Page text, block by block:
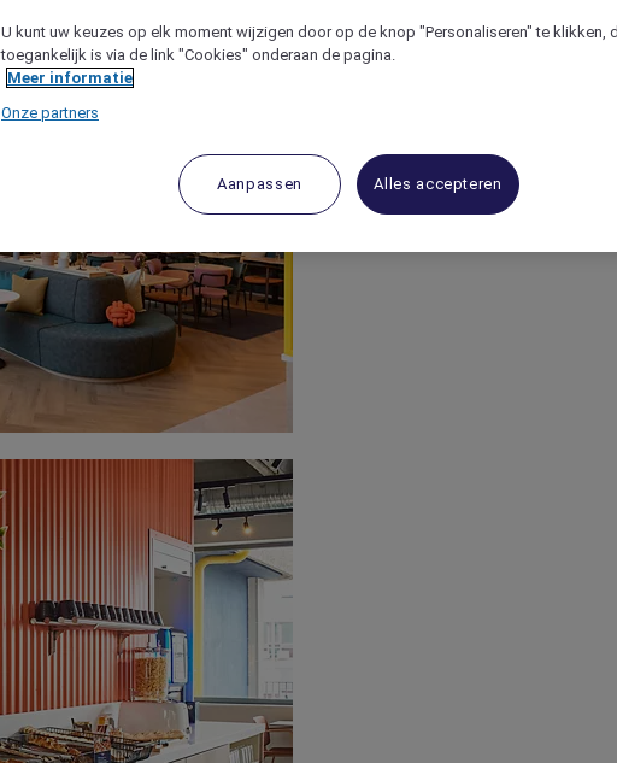
U kunt uw keuzes op elk moment wijzigen door op de knop "Personaliseren" te klikken,
toegankelijk is via de link "Cookies" onderaan de pagina.
Meer informatie
Onze partners
Aanpassen Alles accepteren